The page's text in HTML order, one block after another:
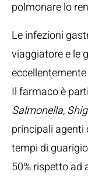
polmonare lo
Le infezioni
viaggiatore e le
Il farmaco è
Salmonella,
principali agenti
tempi di
50% rispetto ad